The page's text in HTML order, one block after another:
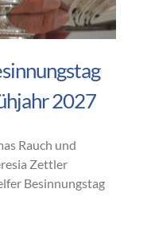
2027
Rauch und
Zettler
Besinnungstag